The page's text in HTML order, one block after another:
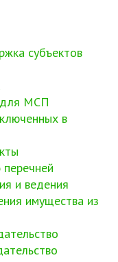
субъектов
для МСП
в
и ведения
имущества из